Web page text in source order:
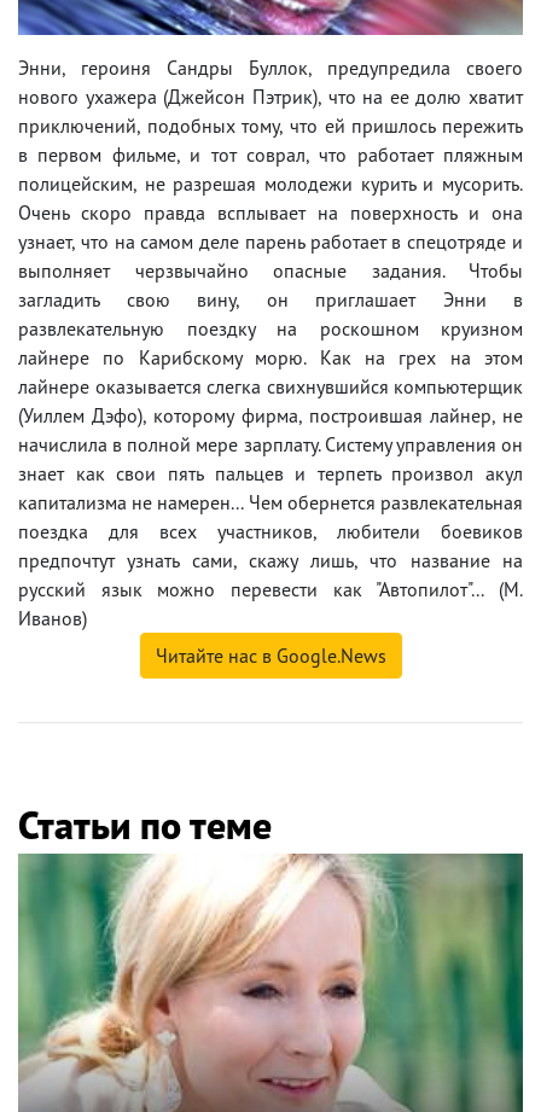
Энни, героиня Сандры Буллок, предупредила своего
нового ухажера (Джейсон Пэтрик), что на ее долю хватит
приключений, подобных тому, что ей пришлось пережить
в первом фильме, и тот соврал, что работает пляжным
полицейским, не разрешая молодежи курить и мусорить.
Очень скоро правда всплывает на поверхность и она
узнает, что на самом деле парень работает в спецотряде и
выполняет черзвычайно опасные задания. Чтобы
загладить свою вину, он приглашает Энни в
развлекательную поездку на роскошном круизном
лайнере по Карибскому морю. Как на грех на этом
лайнере оказывается слегка свихнувшийся компьютерщик
(Уиллем Дэфо), которому фирма, построившая лайнер, не
начислила в полной мере зарплату. Систему управления он
знает как свои пять пальцев и терпеть произвол акул
капитализма не намерен... Чем обернется развлекательная
поездка для всех участников, любители боевиков
предпочтут узнать сами, скажу лишь, что название на
русский язык можно перевести как "Автопилот"... (М.
Иванов)
Читайте нас в Google.News
Статьи по теме